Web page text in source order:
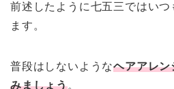
前述したように七五三ではいつ
ます。
普段はしないようなヘアアレン
みましょう。